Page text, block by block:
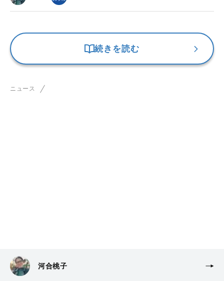
続きを読む
ニュース
河合桃子